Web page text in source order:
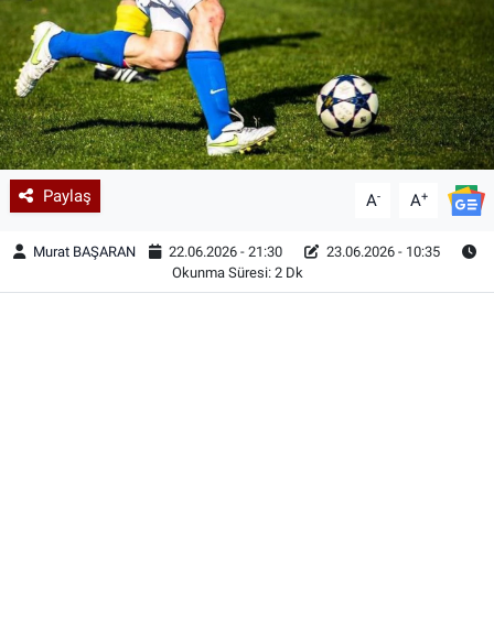
Paylaş A- A+
Murat BAŞARAN 22.06.2026 - 21:30
23.06.2026 - 10:35
Okunma Süresi: 2 Dk